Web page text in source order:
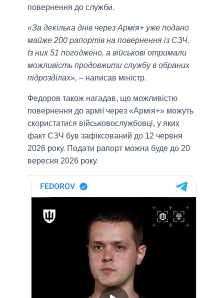
повернення до служби.
«За декілька днів через Армія+ уже подано
майже 200 рапортів на повернення із СЗЧ.
Із них 51 погоджено, а військові отримали
можливість продовжити службу в обраних
підрозділах», – написав міністр.
Федоров також нагадав, що можливістю
повернення до армії через «Армія+» можуть
скористатися військовослужбовці, у яких
факт СЗЧ був зафіксований до 12 червня
2026 року. Подати рапорт можна буде до 20
вересня 2026 року.